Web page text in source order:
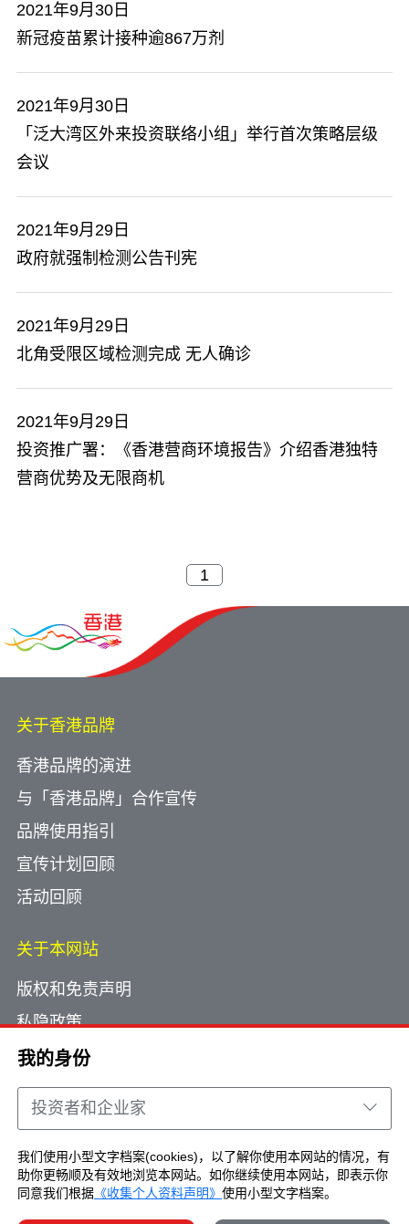
我的身份
投资者和企业家
我们使用小型文字档案(cookies)，以了解你使用本网站的情况，有
助你更畅顺及有效地浏览本网站。如你继续使用本网站，即表示你
同意我们根据 《收集个人资料声明》 使用小型文字档案。
2021年9月30日
新冠疫苗累计接种逾867万剂
2021年9月30日
「泛大湾区外来投资联络小组」举行首次策略层级
会议
2021年9月29日
政府就强制检测公告刊宪
2021年9月29日
北角受限区域检测完成 无人确诊
2021年9月29日
投资推广署：《香港营商环境报告》介绍香港独特
营商优势及无限商机
关于香港品牌
香港品牌的演进
与「香港品牌」合作宣传
品牌使用指引
宣传计划回顾
活动回顾
关于本网站
版权和免责声明
私隐政策
使用小型文字档案
网页指南
联络我们
Copyright © Brand Hong Kong. All Rights
Reserved.